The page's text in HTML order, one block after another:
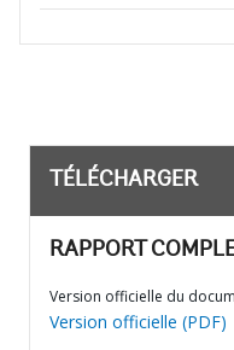
TÉLÉCHARGER
RAPPORT
Version officielle du
Version officielle (PDF)